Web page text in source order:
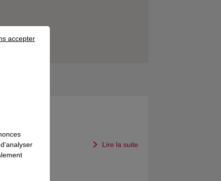
Lire la suite
accepter